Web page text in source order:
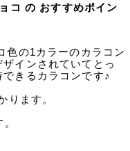
コ の おすすめポイン
色の1カラーのカラコン
インされていてとっ
きるカラコンです♪
ります。